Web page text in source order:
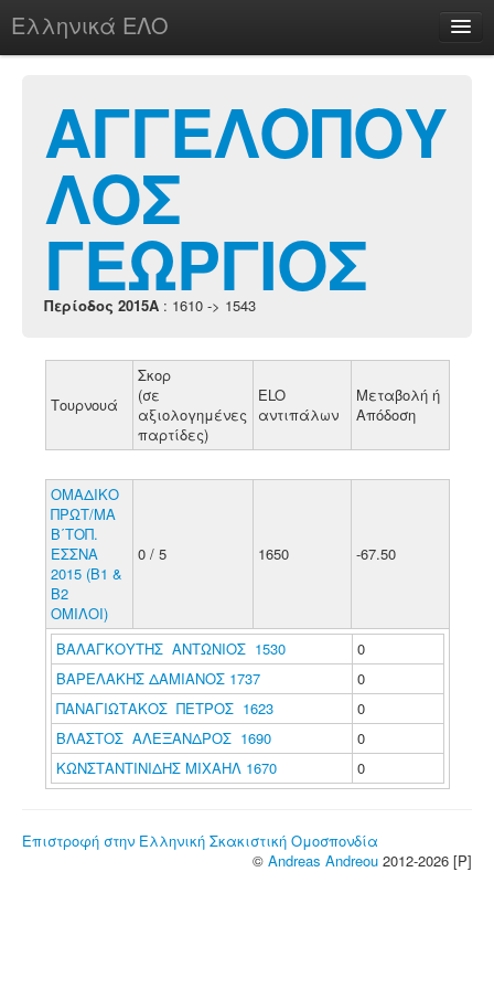
Ελληνικά ΕΛΟ
chesstu.be @ discord
Login
ΑΓΓΕΛΟΠΟΥ
ΛΟΣ
ΓΕΩΡΓΙΟΣ
Περίοδος 2015A : 1610 -> 1543
Τουρνουά
Σκορ
(σε
αξιολογημένες
παρτίδες)
ELO
αντιπάλων
Μεταβολή ή
Απόδοση
ΟΜΑΔΙΚΟ
ΠΡΩΤ/ΜΑ
Β΄ΤΟΠ.
ΕΣΣΝΑ
2015 (Β1 &
Β2
ΟΜΙΛΟΙ)
0 / 5 1650 -67.50
ΒΑΛΑΓΚΟΥΤΗΣ ΑΝΤΩΝΙΟΣ 1530
0
ΒΑΡΕΛΑΚΗΣ ΔΑΜΙΑΝΟΣ 1737
0
ΠΑΝΑΓΙΩΤΑΚΟΣ ΠΕΤΡΟΣ 1623
0
ΒΛΑΣΤΟΣ ΑΛΕΞΑΝΔΡΟΣ 1690
0
ΚΩΝΣΤΑΝΤΙΝΙΔΗΣ ΜΙΧΑΗΛ 1670
0
Επιστροφή στην Ελληνική Σκακιστική Ομοσπονδία
© Andreas Andreou 2012-2026 [P]